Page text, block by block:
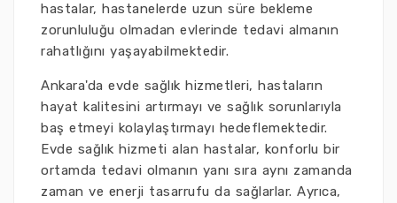
hastalar, hastanelerde uzun süre bekleme
zorunluluğu olmadan evlerinde tedavi almanın
rahatlığını yaşayabilmektedir.
Ankara'da evde sağlık hizmetleri, hastaların
hayat kalitesini artırmayı ve sağlık sorunlarıyla
baş etmeyi kolaylaştırmayı hedeflemektedir.
Evde sağlık hizmeti alan hastalar, konforlu bir
ortamda tedavi olmanın yanı sıra aynı zamanda
zaman ve enerji tasarrufu da sağlarlar. Ayrıca,